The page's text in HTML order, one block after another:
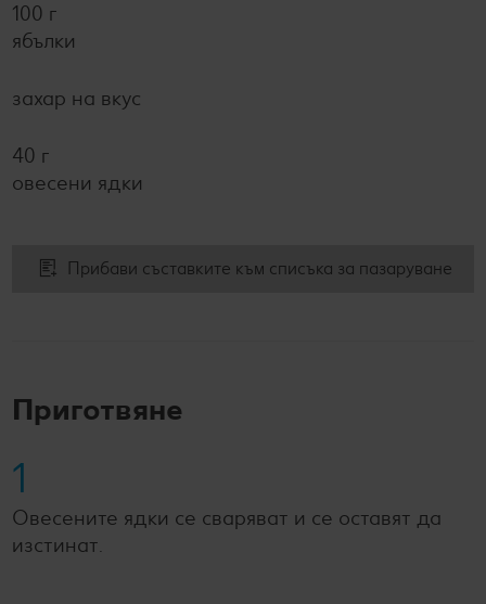
100 г
ябълки
захар на вкус
40 г
овесени ядки
Прибави съставките към списъка за пазаруване
Приготвяне
1
Овесените ядки се сваряват и се оставят да
изстинат.